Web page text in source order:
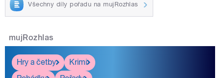
Všechny díly pořadu na mujRozhlas
mujRozhlas
Hry a četby
Krimi